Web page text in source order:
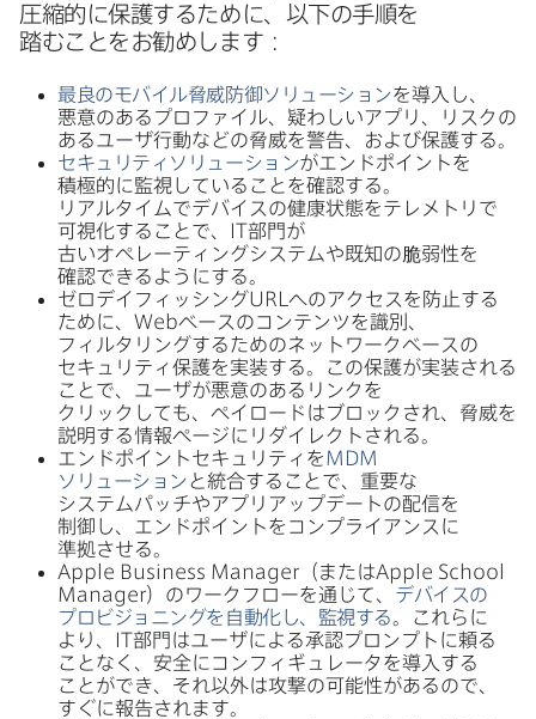
圧縮的に​保護する​ために、​以下の​手順を​
踏むことを​お勧めします：
最良の​モバイル脅威防御ソリューションを​導入し、​
悪意の​ある​プロファイル、​疑わしい​アプリ、​リスクの​
ある​ユーザ行動などの​脅威を​警告、​および​保護する。
セキュリティソリューションが​エンドポイントを​
積極的に​監視している​ことを​確認する。​
リアルタイムで​デバイスの​健康状態を​テレメトリで​
可視化する​ことで、
IT部門が​
古いオペレーティングシステムや​既知の​脆弱性を​
確認できるように​する。
ゼロデイフィッシングURL への​アクセスを​防止する​
ために、 Webベースの​コンテンツを​識別、​
フィルタリングする​ための​ネットワークベースの​
セキュリティ保護を​実装する。​この​保護が​実装される​
ことで、​ユーザが​悪意の​ある​リンクを​
クリックしても、​ペイロードは​ブロックされ、​脅威を​
説明する​情報ページに​リダイレクトされる。
エンドポイントセキュリティをMDM
ソリューションと​統合する​ことで、​重要な​
システムパッチや​アプリアップデートの​配信を​
制御し、​エンドポイントを​コンプライアンスに​
準拠させる。
Apple Business Manager （またはApple School
Manager）の​ワークフローを​通じて、 デバイスの​
プロビジョニングを​自動化し、​監視する。​これらに​
より、
IT部門は​ユーザに​よる​承認プロンプトに​頼る​
ことなく、​安全に​コンフィギュレータを​導入する​
ことができ、​それ以外は​攻撃の​可能性が​あるので、​
すぐに​報告されます。